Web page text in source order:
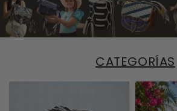
CATEGORÍAS